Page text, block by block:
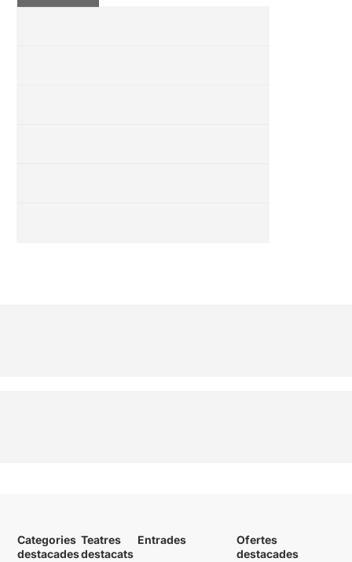
Categories
destacades
Teatres
destacats
Entrades
Ofertes
destacades